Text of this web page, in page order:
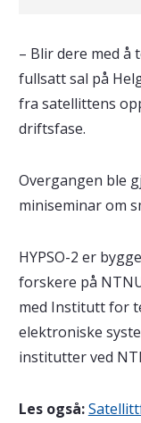
– Blir dere med å
fullsatt sal på
fra satellittens
driftsfase.
Overgangen ble
miniseminar om
HYPSO-2 er
forskere på
med Institutt for
elektroniske
institutter ved
Les også: